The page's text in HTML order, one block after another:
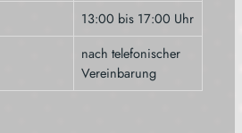
13:00 bis 17:00 Uhr
nach telefonischer
Vereinbarung